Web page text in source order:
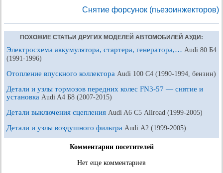
Снятие форсунок (пьезоинжекторов)
ПОХОЖИЕ СТАТЬИ ДРУГИХ МОДЕЛЕЙ АВТОМОБИЛЕЙ АУДИ:
Электросхема аккумулятора, стартера, генератора,… Audi 80 Б4
(1991-1996)
Отопление впускного коллектора Audi 100 С4 (1990-1994, бензин)
Детали и узлы тормозов передних колес FN3-57 — снятие и
установка Audi A4 Б8 (2007-2015)
Детали выключения сцепления Audi A6 С5 Allroad (1999-2005)
Детали и узлы воздушного фильтра Audi А2 (1999-2005)
Комментарии посетителей
Нет еще комментариев